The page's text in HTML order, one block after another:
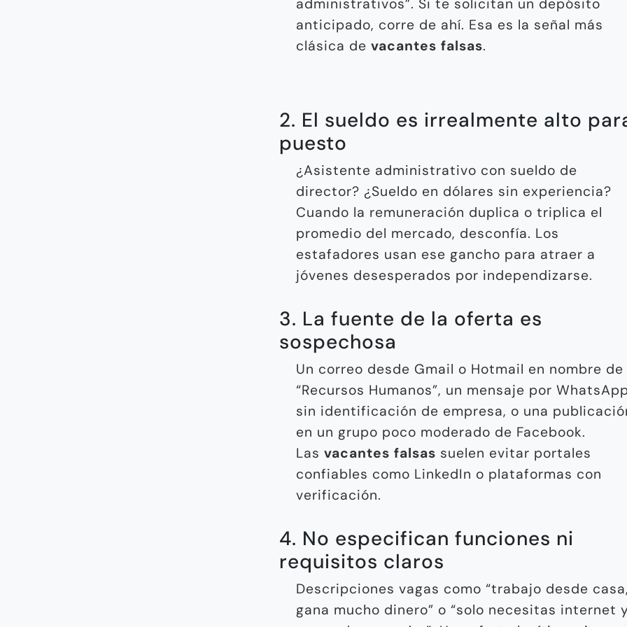
administrativos”. Si te solicitan un depósito
anticipado, corre de ahí. Esa es la señal más
clásica de vacantes falsas.
2. El sueldo es irrealmente alto
puesto
¿Asistente administrativo con sueldo de
director? ¿Sueldo en dólares sin experiencia?
Cuando la remuneración duplica o triplica el
promedio del mercado, desconfía. Los
estafadores usan ese gancho para atraer a
jóvenes desesperados por independizarse.
3. La fuente de la oferta es
sospechosa
Un correo desde Gmail o Hotmail en nombre de
“Recursos Humanos”, un mensaje por
sin identificación de empresa, o una
en un grupo poco moderado de Facebook.
Las vacantes falsas suelen evitar portales
confiables como LinkedIn o plataformas con
verificación.
4. No especifican funciones ni
requisitos claros
Descripciones vagas como “trabajo desde
gana mucho dinero” o “solo necesitas internet